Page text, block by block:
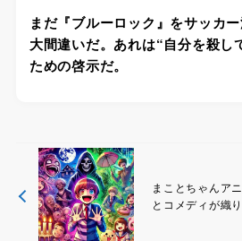
まだ『ブルーロック』をサッカ
大間違いだ。あれは“自分を殺し
ための啓示だ。
まことちゃんア
とコメディが織